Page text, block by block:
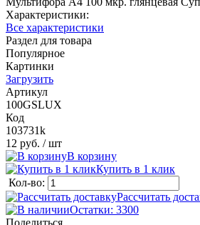
Характеристики:
Все характеристики
Раздел для товара
Популярное
Картинки
Загрузить
Артикул
100GSLUX
Код
103731k
12 руб. / шт
В корзину
Купить в 1 клик
Кол-во:
Рассчитать
Остатки: 3300
Поделиться